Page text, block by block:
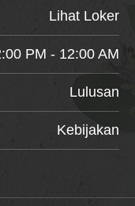
Lihat Loker
PM - 12:00 AM
Lulusan
Kebijakan